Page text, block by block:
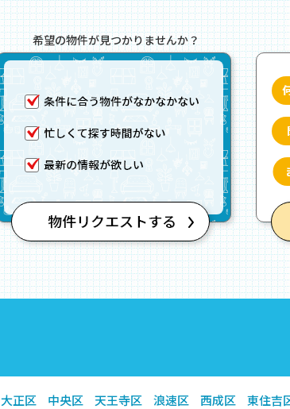
希望の物件が見つかりませんか？
大正区 中央区 天王寺区 浪速区 西成区 東住吉